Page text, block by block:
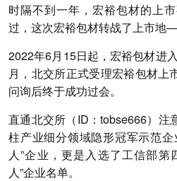
时隔不到一年，宏裕包材的上
过，这次宏裕包材转战了上市地
2022年6月15日起，宏裕包材进
月，北交所正式受理宏裕包材上
问询后终于成功过会。
直通北交所（ID：tobse666）注
柱产业细分领域隐形冠军示范
人”企业，更是入选了工信部第
人”企业名单。